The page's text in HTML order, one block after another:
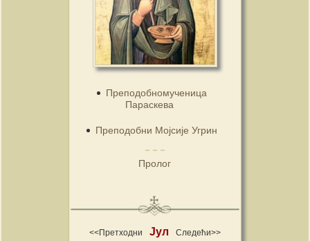
Преподобномученица
Параскева
Преподобни Мојсије Угрин
Пролог
<<Претходни Јул Следећи>>